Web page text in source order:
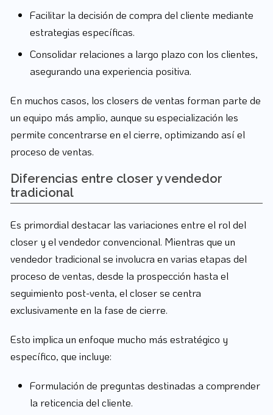
Facilitar la decisión de compra del cliente mediante
estrategias específicas.
Consolidar relaciones a largo plazo con los clientes,
asegurando una experiencia positiva.
En muchos casos, los closers de ventas forman parte de
un equipo más amplio, aunque su especialización les
permite concentrarse en el cierre, optimizando así el
proceso de ventas.
Diferencias entre closer y vendedor
tradicional
Es primordial destacar las variaciones entre el rol del
closer y el vendedor convencional. Mientras que un
vendedor tradicional se involucra en varias etapas del
proceso de ventas, desde la prospección hasta el
seguimiento post-venta, el closer se centra
exclusivamente en la fase de cierre.
Esto implica un enfoque mucho más estratégico y
específico, que incluye:
Formulación de preguntas destinadas a comprender
la reticencia del cliente.